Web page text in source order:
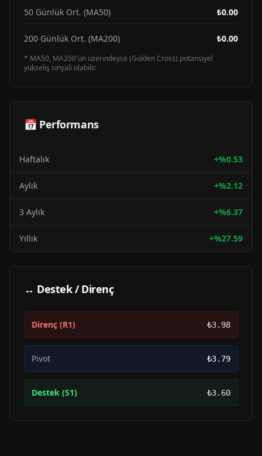
50 Günlük Ort. (MA50) ₺0.00
200 Günlük Ort. (MA200) ₺0.00
* MA50, MA200'ün üzerindeyse (Golden Cross) potansiyel
yükseliş sinyali olabilir.
📅 Performans
Haftalık +%0.53
Aylık +%2.12
3 Aylık +%6.37
Yıllık +%27.59
↔ Destek / Direnç
Direnç (R1) ₺3.98
Pivot ₺3.79
Destek (S1) ₺3.60